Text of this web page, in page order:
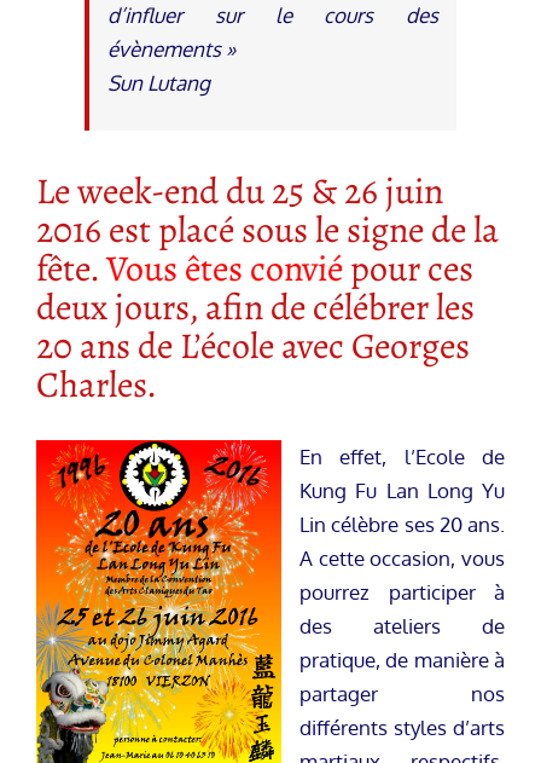
d’influer sur le cours des
évènements »
Sun Lutang
Le week-end du 25 & 26 juin
2016 est placé sous le signe de la
fête.Vous êtes conviépour ces
deux jours, afin de célébrer les
20 ans de L’école avec Georges
Charles.
En effet, l’Ecole de
Kung Fu Lan Long Yu
Lin célèbre ses 20 ans.
A cette occasion, vous
pourrez participer à
des ateliers de
pratique, de manière à
partager nos
différents styles d’arts